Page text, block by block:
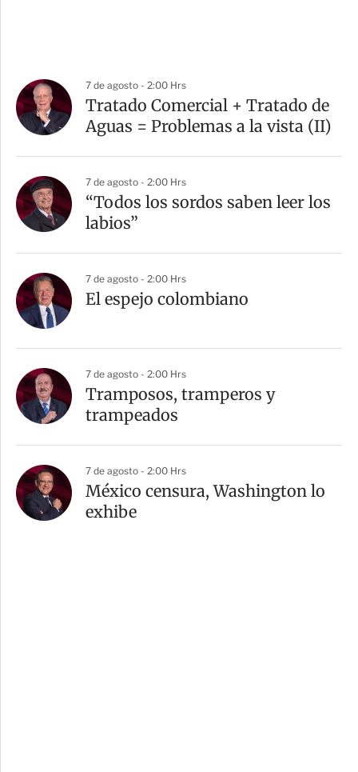
7 de agosto - 2:00 Hrs
Tratado Comercial + Tratado de
Aguas = Problemas a la vista (II)
7 de agosto - 2:00 Hrs
“Todos los sordos saben leer los
labios”
7 de agosto - 2:00 Hrs
El espejo colombiano
7 de agosto - 2:00 Hrs
Tramposos, tramperos y
trampeados
7 de agosto - 2:00 Hrs
México censura, Washington lo
exhibe